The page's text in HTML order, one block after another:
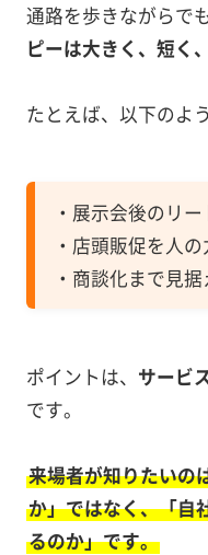
通路を歩きながらで
ピーは大きく、短く
たとえば、以下のよ
・展示会後のリ
・店頭販促を人
・商談化まで見
ポイントは、 サービ
です。
来場者が知りたいの
か」ではなく、「自
るのか」です。